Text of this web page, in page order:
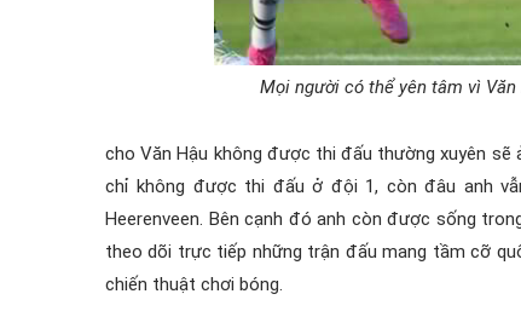
Mọi người có thể yên tâm vì
cho Văn Hậu không được thi đấu thường xuyên sẽ
chỉ không được thi đấu ở đội 1, còn đâu anh
Heerenveen. Bên cạnh đó anh còn được sống
theo dõi trực tiếp những trận đấu mang tầm cỡ
chiến thuật chơi bóng.